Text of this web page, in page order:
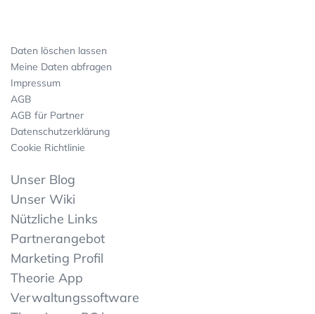
Daten löschen lassen
Meine Daten abfragen
Impressum
AGB
AGB für Partner
Datenschutzerklärung
Cookie Richtlinie
Unser Blog
Unser Wiki
Nützliche Links
Partnerangebot
Marketing Profil
Theorie App
Verwaltungssoftware